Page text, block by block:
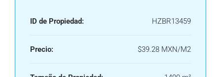
ID de Propiedad: HZBR13459
Precio: $39.28 MXN/M2